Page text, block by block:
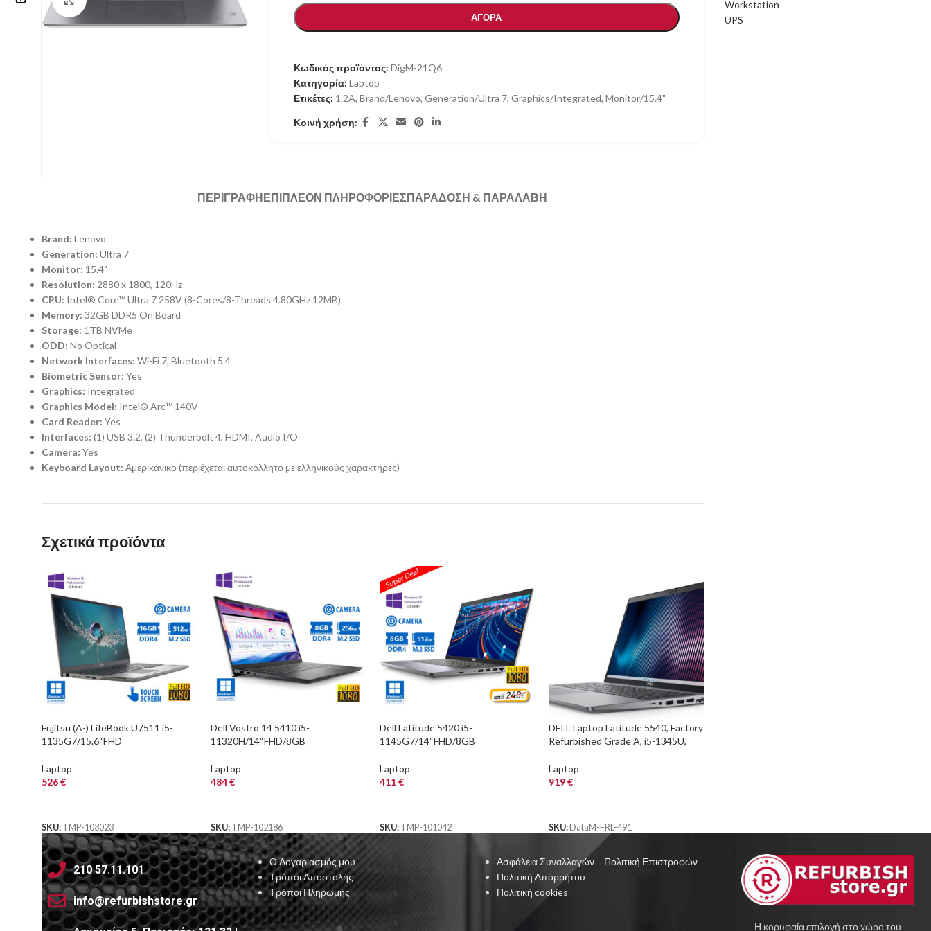
Επικοινωνία
ΑΓΟΡΑ
Κωδικός προϊόντος: DigM-21Q6
Κατηγορία: Laptop
Ετικέτες: 1.2A, Brand/Lenovo, Generation/Ultra 7, Graphics/Integrated, Monitor/15.4"
Κοινή χρήση:
ΠΕΡΙΓΡΑΦΉΕΠΙΠΛΈΟΝ ΠΛΗΡΟΦΟΡΊΕΣΠΑΡΑΔΟΣΗ & ΠΑΡΑΛΑΒΗ
Brand: Lenovo
Generation: Ultra 7
Monitor: 15.4"
Resolution: 2880 x 1800, 120Hz
CPU: Intel® Core™ Ultra 7 258V (8-Cores/8-Threads 4.80GHz 12MB)
Memory: 32GB DDR5 On Board
Storage: 1TB NVMe
ODD: No Optical
Network Interfaces: Wi-Fi 7, Bluetooth 5.4
Biometric Sensor: Yes
Graphics: Integrated
Graphics Model: Intel® Arc™ 140V
Card Reader: Yes
Interfaces: (1) USB 3.2, (2) Thunderbolt 4, HDMI, Audio I/O
Camera: Yes
Keyboard Layout: Αμερικάνικο (περιέχεται αυτοκόλλητο με ελληνικούς χαρακτήρες)
Σχετικά προϊόντα
Fujitsu (A-) LifeBook U7511 i5-
1135G7/15.6“FHD
M.2 SSD/No ODD/Camera/10
Laptop
526€
SKU: TMP-103023
Dell Vostro 14 5410 i5-
11320H/14“FHD/8GB
ODD/Camera/10P Grade A
Refurbished L
Laptop
484€
SKU: TMP-102186
Dell Latitude 5420 i5-
1145G7/14“FHD/8GB
ODD/Camera/10P Grade A
Refurbished La
Laptop
411€
SKU: TMP-101042
DELL Laptop Latitude 5540, Factory
Refurbished Grade A, i5-1345U,
Integrated Graphics, Windows 11
Pro
Laptop
919€
SKU: DataM-FRL-491
Workstation
UPS
210 57.11.101
info@refurbishstore.gr
Ο Λογαριασμός μου
Τρόποι Αποστολής
Τρόποι Πληρωμής
Ασφάλεια Συναλλαγών – Πολιτική Επιστροφών
Πολιτική Απορρήτου
Πολιτική cookies
Η κορυφαία επιλογή στο χώρο του